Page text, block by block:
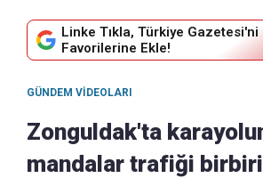
Linke Tıkla, Türkiye Gazetesi'ni
Favorilerine Ekle!
GÜNDEM VIDEOLARI
Zonguldak'ta
mandalar trafiği